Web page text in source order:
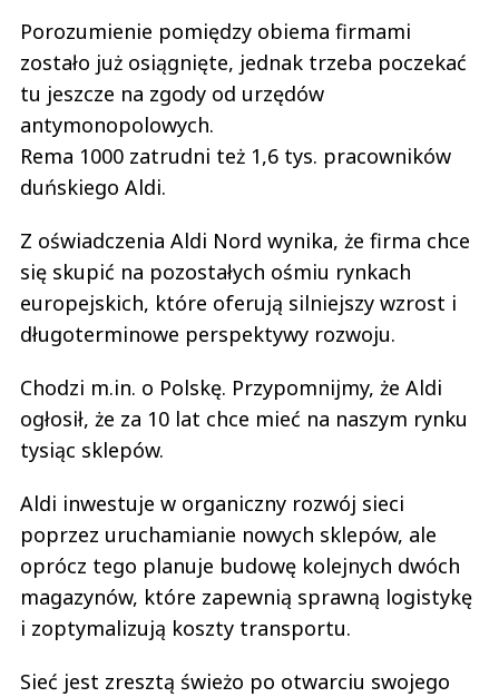
Porozumienie pomiędzy obiema firmami
zostało już osiągnięte, jednak trzeba poczekać
tu jeszcze na zgody od urzędów
antymonopolowych.
Rema 1000 zatrudni też 1,6 tys. pracowników
duńskiego Aldi.
Z oświadczenia Aldi Nord wynika, że firma chce
się skupić na pozostałych ośmiu rynkach
europejskich, które oferują silniejszy wzrost i
długoterminowe perspektywy rozwoju.
Chodzi m.in. o Polskę. Przypomnijmy, że Aldi
ogłosił, że za 10 lat chce mieć na naszym rynku
tysiąc sklepów.
Aldi inwestuje w organiczny rozwój sieci
poprzez uruchamianie nowych sklepów, ale
oprócz tego planuje budowę kolejnych dwóch
magazynów, które zapewnią sprawną logistykę
i zoptymalizują koszty transportu.
Sieć jest zresztą świeżo po otwarciu swojego